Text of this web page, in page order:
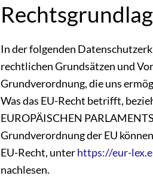
In der folgenden
rechtlichen Grundsätzen und
Grundverordnung, die uns
Was das EU-Recht betrifft,
EUROPÄISCHEN
Grundverordnung der EU
EU-Recht, unterhttps://eur-
nachlesen.